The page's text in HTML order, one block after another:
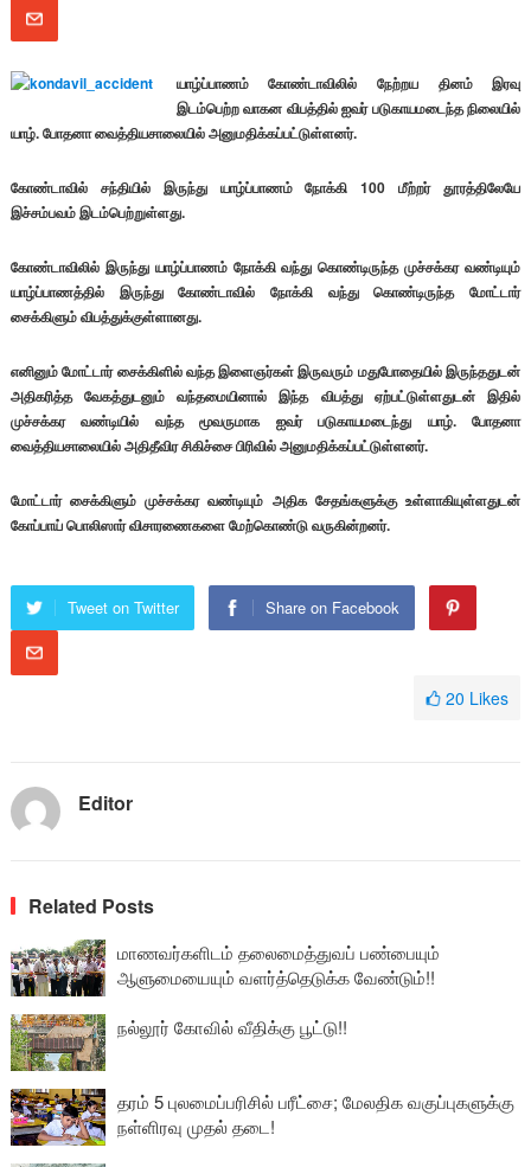
யாழ்ப்பாணம் கோண்டாவிலில் நேற்றய தினம் இரவு
இடம்பெற்ற வாகன விபத்தில் ஐவர் படுகாயமடைந்த நிலையில்
யாழ். போதனா வைத்தியசாலையில் அனுமதிக்கப்பட்டுள்ளனர்.
கோண்டாவில் சந்தியில் இருந்து யாழ்ப்பாணம் நோக்கி 100 மீற்றர் தூரத்திலேயே
இச்சம்பவம் இடம்பெற்றுள்ளது.
கோண்டாவிலில் இருந்து யாழ்ப்பாணம் நோக்கி வந்து கொண்டிருந்த முச்சக்கர வண்டியும்
யாழ்ப்பாணத்தில் இருந்து கோண்டாவில் நோக்கி வந்து கொண்டிருந்த மோட்டார்
சைக்கிளும் விபத்துக்குள்ளானது.
எனினும் மோட்டார் சைக்கிளில் வந்த இளைஞர்கள் இருவரும் மதுபோதையில் இருந்ததுடன்
அதிகரித்த வேகத்துடனும் வந்தமையினால் இந்த விபத்து ஏற்பட்டுள்ளதுடன் இதில்
முச்சக்கர வண்டியில் வந்த மூவருமாக ஐவர் படுகாயமடைந்து யாழ். போதனா
வைத்தியசாலையில் அதிதீவிர சிகிச்சை பிரிவில் அனுமதிக்கப்பட்டுள்ளனர்.
மோட்டார் சைக்கிளும் முச்சக்கர வண்டியும் அதிக சேதங்களுக்கு உள்ளாகியுள்ளதுடன்
கோப்பாய் பொலிஸார் விசாரணைகளை மேற்கொண்டு வருகின்றனர்.
Tweet on Twitter Share on Facebook
20 Likes
Editor
Related Posts
மாணவர்களிடம் தலைமைத்துவப் பண்பையும்
ஆளுமையையும் வளர்த்தெடுக்க வேண்டும்!!
நல்லூர் கோவில் வீதிக்கு பூட்டு!!
தரம் 5 புலமைப்பரிசில் பரீட்சை; மேலதிக வகுப்புகளுக்கு
நள்ளிரவு முதல் தடை!